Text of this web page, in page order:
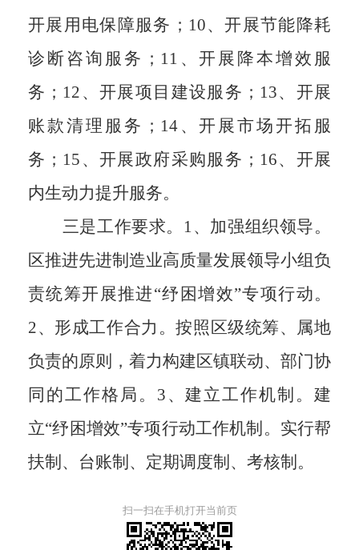
开展用电保障服务 ； 10、开展节能降耗
诊断咨询服务 ； 11、开展降本增效服
务 ； 12、开展项目建设服务 ； 13、 开展
账款清理服务 ； 14、开展市场开拓服
务 ； 15、开展政府采购服务 ； 16、 开展
内生动力提升服务。
三是工作要求。 1、 加强组织领导。
区推进先进制造业高质量发展领导小组负
责统筹开展推进“纾困增效”专项行动。
2、 形成工作合力 。按照 区级统筹、属地
负责的原则，着力构建区镇联动、部门协
同的工作格局。 3、建立工作机制。 建
立“纾困增效”专项行动工作机制。实行帮
扶制 、 台账制 、 定期调度制 、 考核制。
扫一扫在手机打开当前页